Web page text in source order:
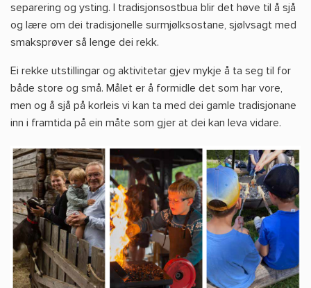
separering og ysting. I tradisjonsostbua blir det høve til å sjå
og lære om dei tradisjonelle surmjølksostane, sjølvsagt med
smaksprøver så lenge dei rekk.
Ei rekke utstillingar og aktivitetar gjev mykje å ta seg til for
både store og små. Målet er å formidle det som har vore,
men og å sjå på korleis vi kan ta med dei gamle tradisjonane
inn i framtida på ein måte som gjer at dei kan leva vidare.